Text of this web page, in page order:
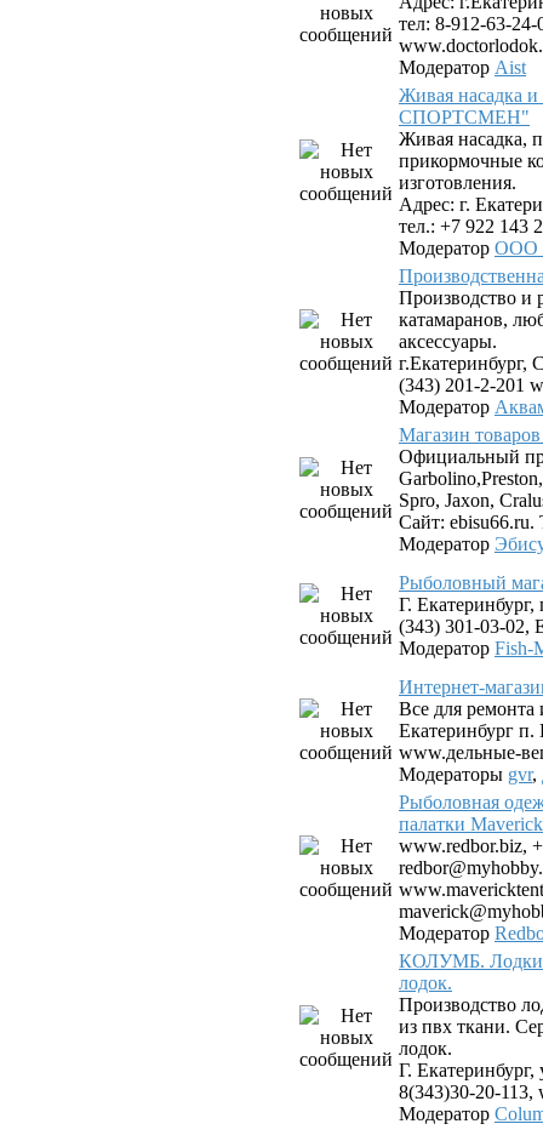
тел: 8-912-63-
Модератор Aist
Живая насадка
СПОРТСМЕН"
Живая насадка,
прикормочные
изготовления.
Адрес: г.
тел.: +7 922 143
Модератор ООО
Производство
катамаранов,
аксессуары.
г.Екатеринбург,
(343) 201-2-201
Модератор
Магазин
Официальный
Spro, Jaxon,
Сайт: ebisu66.ru.
Модератор
Рыболовный
Г.
(343) 301-03-02,
Модератор Fish-
Интернет-
Все для ремонта
Екатеринбург п.
www.дельные-
Модераторы gvr,
Рыболовная
палатки Maverick
www.redbor.biz,
Модератор
КОЛУМБ. Лодки
лодок.
Производство
из пвх ткани.
лодок.
Г. Екатеринбург,
8(343)30-20-113,
Модератор